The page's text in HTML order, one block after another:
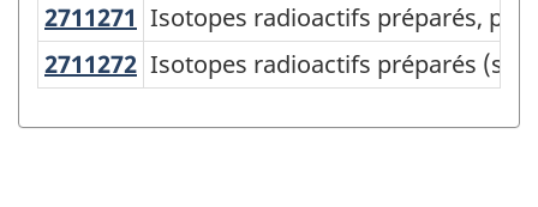
Système
de
2711271 Isotopes radioactifs préparés,
Isotopes radioactifs préparés,
2711272 Isotopes radioactifs préparés
Isotopes radioactifs préparés